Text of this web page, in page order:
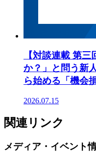
【対談連載 第
か？」と問う新
ら始める「機会
2026.07.15
関連リンク
メディア・イベント